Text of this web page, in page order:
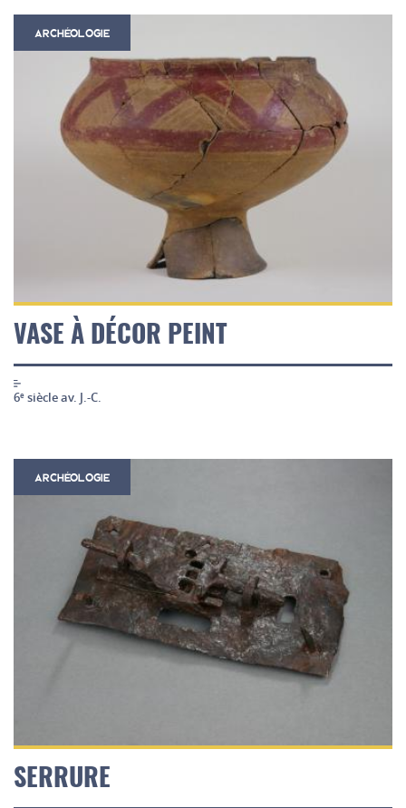
ARCHÉOLOGIE
VASE À DÉCOR PEINT
6e siècle av. J.-C.
ARCHÉOLOGIE
SERRURE